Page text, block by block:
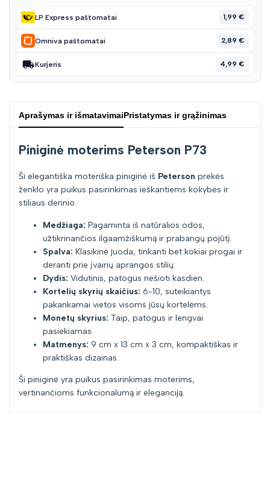
LP Express paštomatai 1,99 €
Omniva paštomatai 2,89 €
Kurjeris 4,99 €
Aprašymas ir išmatavimaiPristatymas ir grąžinimas
Piniginė moterims Peterson P73
Ši elegantiška moteriška piniginė iš Peterson prekės
ženklo yra puikus pasirinkimas ieškantiems kokybės ir
stiliaus derinio.
Medžiaga: Pagaminta iš natūralios odos,
užtikrinančios ilgaamžiškumą ir prabangų pojūtį.
Spalva: Klasikinė juoda, tinkanti bet kokiai progai ir
deranti prie įvairių aprangos stilių.
Dydis: Vidutinis, patogus nešioti kasdien.
Kortelių skyrių skaičius: 6-10, suteikiantys
pakankamai vietos visoms jūsų kortelėms.
Monetų skyrius: Taip, patogus ir lengvai
pasiekiamas.
Matmenys: 9 cm x 13 cm x 3 cm, kompaktiškas ir
praktiškas dizainas.
Ši piniginė yra puikus pasirinkimas moterims,
vertinančioms funkcionalumą ir eleganciją.